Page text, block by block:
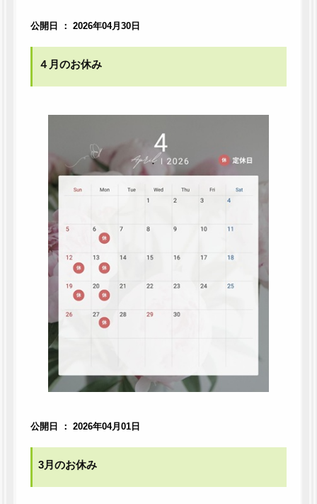
公開日 ： 2026年04月30日
４月のお休み
公開日 ： 2026年04月01日
3月のお休み